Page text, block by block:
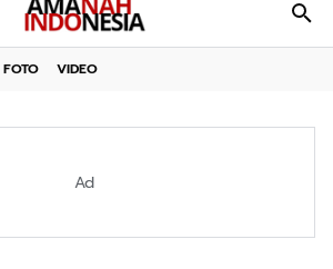
FOTO VIDEO
Ad